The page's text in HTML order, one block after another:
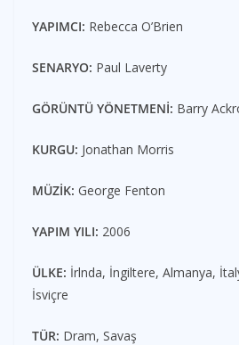
YAPIMCI: Rebecca O’Brien
SENARYO: Paul Laverty
GÖRÜNTÜ YÖNETMENİ: Barry
KURGU: Jonathan Morris
MÜZİK: George Fenton
YAPIM YILI: 2006
ÜLKE: İrlnda, İngiltere, Almanya,
İsviçre
TÜR: Dram, Savaş